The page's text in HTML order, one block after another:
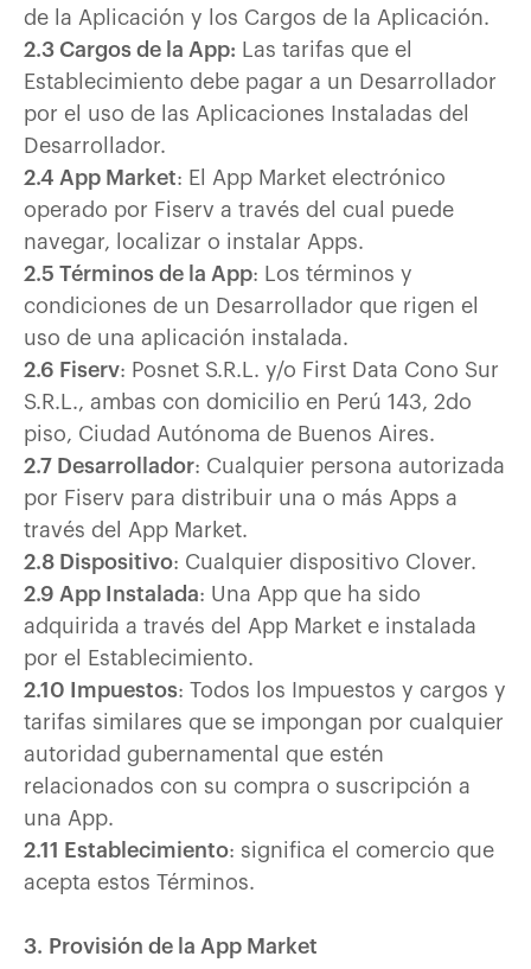
de la Aplicación y los Cargos de la Aplicación.
2.3 Cargos de la App: Las tarifas que el
Establecimiento debe pagar a un Desarrollador
por el uso de las Aplicaciones Instaladas del
Desarrollador.
2.4 App Market: El App Market electrónico
operado por Fiserv a través del cual puede
navegar, localizar o instalar Apps.
2.5 Términos de la App: Los términos y
condiciones de un Desarrollador que rigen el
uso de una aplicación instalada.
2.6 Fiserv: Posnet S.R.L. y/o First Data Cono Sur
S.R.L., ambas con domicilio en Perú 143, 2do
piso, Ciudad Autónoma de Buenos Aires.
2.7 Desarrollador: Cualquier persona autorizada
por Fiserv para distribuir una o más Apps a
través del App Market.
2.8 Dispositivo: Cualquier dispositivo Clover.
2.9 App Instalada: Una App que ha sido
adquirida a través del App Market e instalada
por el Establecimiento.
2.10 Impuestos: Todos los Impuestos y cargos y
tarifas similares que se impongan por cualquier
autoridad gubernamental que estén
relacionados con su compra o suscripción a
una App.
2.11 Establecimiento: significa el comercio que
acepta estos Términos.
3. Provisión de la App Market